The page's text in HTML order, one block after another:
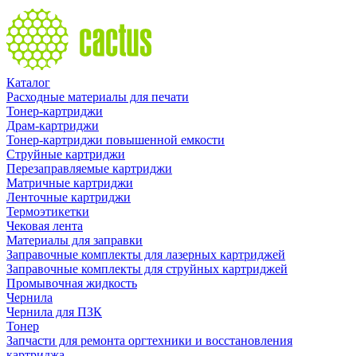
Каталог
Расходные материалы для печати
Тонер-картриджи
Драм-картриджи
Тонер-картриджи повышенной емкости
Струйные картриджи
Перезаправляемые картриджи
Матричные картриджи
Ленточные картриджи
Термоэтикетки
Чековая лента
Материалы для заправки
Заправочные комплекты для лазерных картриджей
Заправочные комплекты для струйных картриджей
Промывочная жидкость
Чернила
Чернила для ПЗК
Тонер
Запчасти для ремонта оргтехники и восстановления